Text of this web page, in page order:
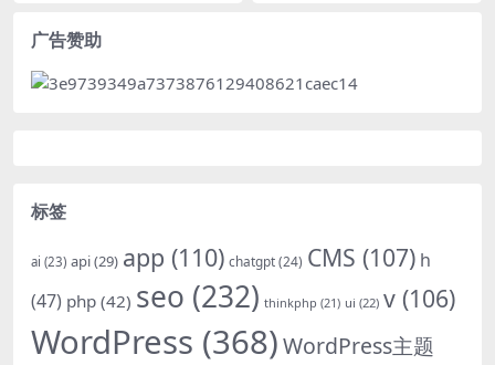
广告赞助
标签
ai (23) api(29) app (110) chatgpt(24) CMS (107) h
(47) php (42) seo (232) thinkphp (21) ui (22) v (106)
WordPress (368)WordPress主题